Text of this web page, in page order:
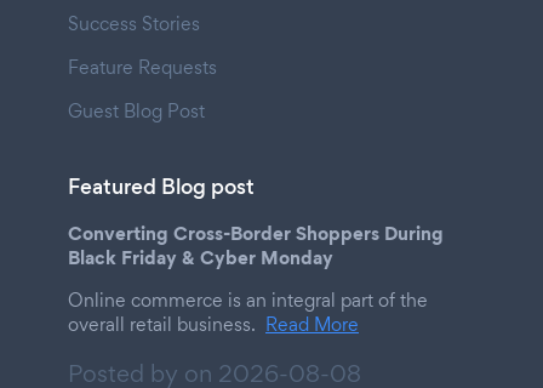
Success Stories
Feature Requests
Guest Blog Post
Featured Blog post
Converting Cross-Border Shoppers During
Black Friday & Cyber Monday
Online commerce is an integral part of the
overall retail business. Read More
Posted by on 2026-08-08